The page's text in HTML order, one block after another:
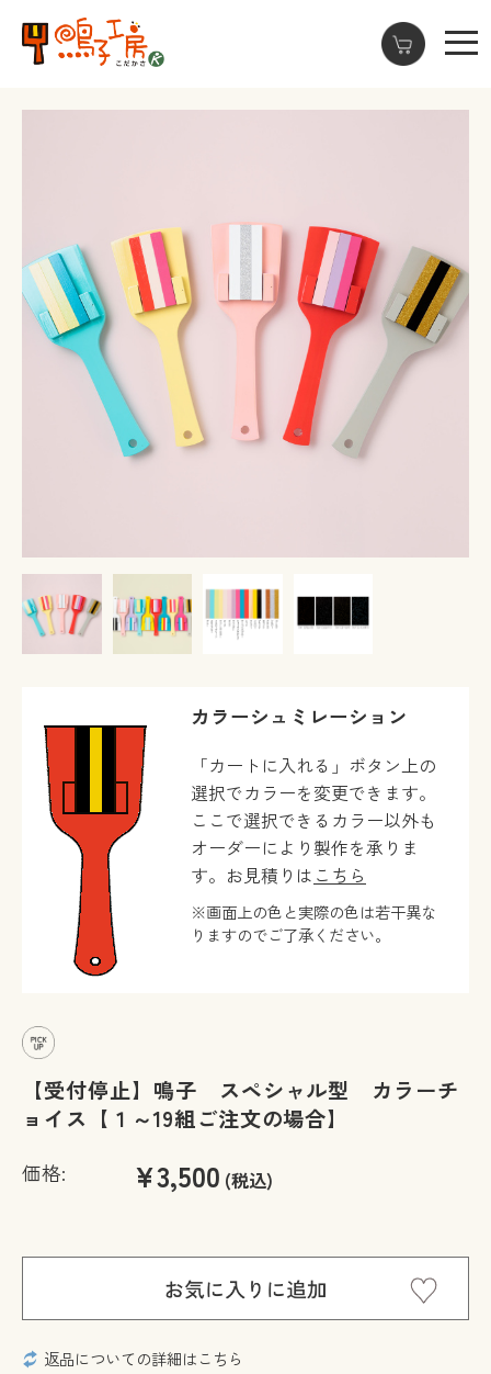
カラーシュミレーション
「カートに入れる」ボタン上の
選択でカラーを変更できます。
ここで選択できるカラー以外も
オーダーにより製作を承りま
す。お見積りは こちら
※画面上の色と実際の色は若干異な
りますのでご了承ください。
【受付停止】鳴子 スペシャル型 カラーチ
ョイス【１～19組ご注文の場合】
価格: ¥3,500 (税込)
返品についての詳細はこちら